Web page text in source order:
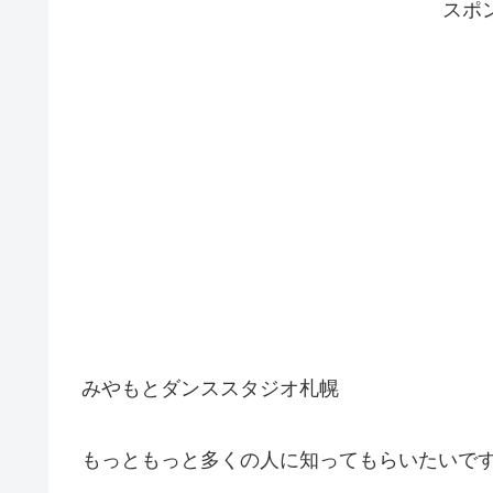
スポ
みやもとダンススタジオ札幌
もっともっと多くの人に知ってもらいたいです